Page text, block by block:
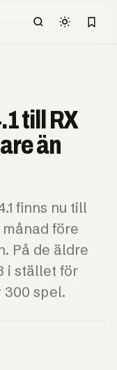
till RX
än
finns nu till
före
På de äldre
i stället för
300 spel.